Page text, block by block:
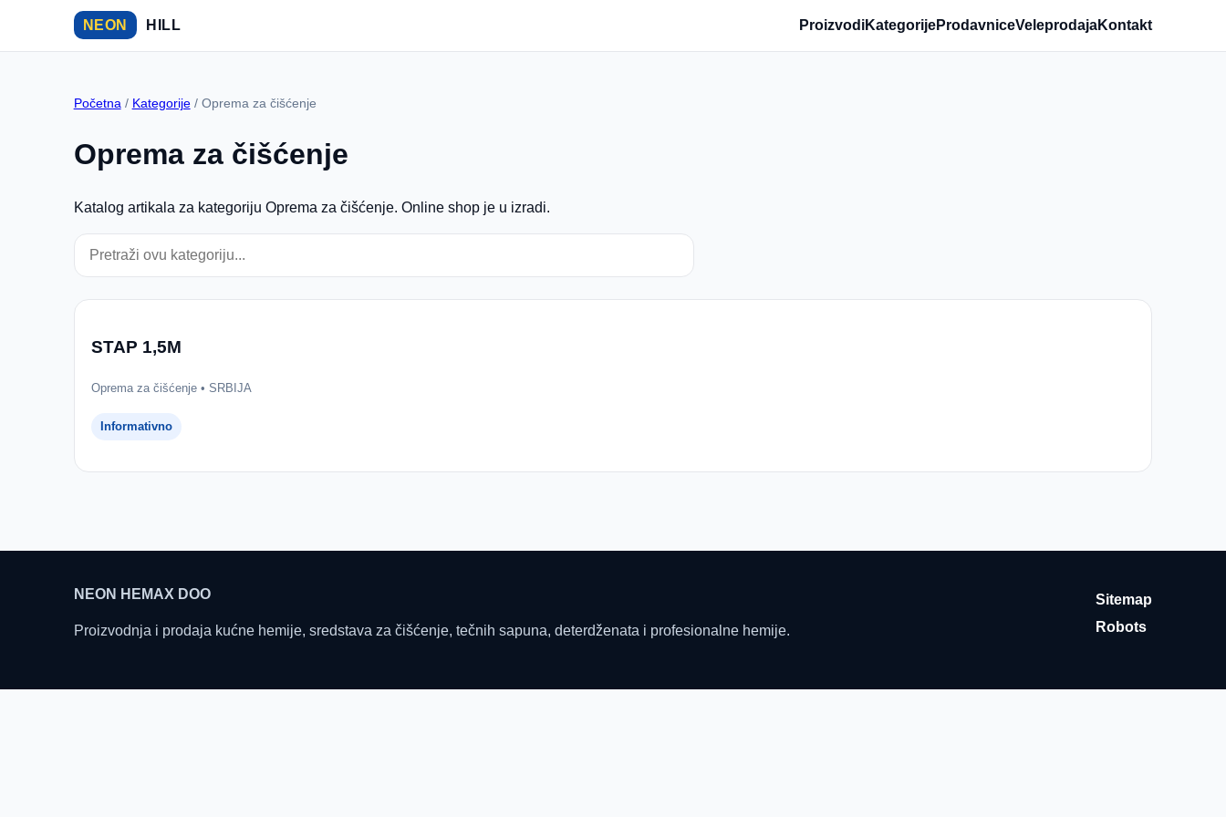
NEON HILL ProizvodiKategorijeProdavniceVeleprodajaKontakt
Početna / Kategorije/ Oprema za čišćenje
Oprema za čišćenje
Katalog artikala za kategoriju Oprema za čišćenje. Online shop je u izradi.
STAP 1,5M
Oprema za čišćenje • SRBIJA
Informativno
NEON HEMAX DOO
Proizvodnja i prodaja kućne hemije, sredstava za čišćenje, tečnih sapuna, deterdženata i profesionalne hemije.
Sitemap
Robots